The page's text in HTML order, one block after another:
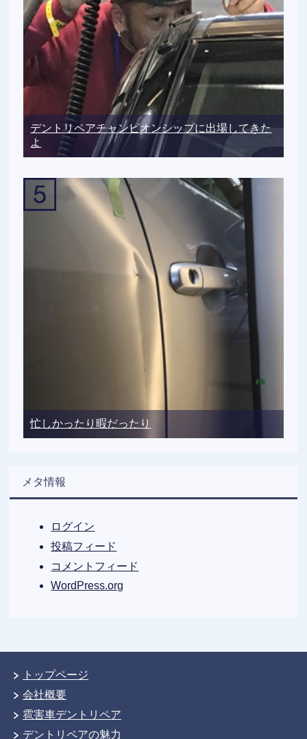
デントリペアチャンピオンシップに出場してきた
よ
忙しかったり暇だったり
メタ情報
ログイン
投稿フィード
コメントフィード
WordPress.org
トップページ
会社概要
雹害車デントリペア
デントリペアの魅力